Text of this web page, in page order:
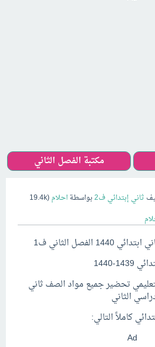
مكتبة الفصل الثاني
ثاني إبتدائي ف2 بواسطةاحلام(
19.4k
الثاني ف1
1440
تحضير جميع مواد الصف ثاني
الثاني
كاملاً التالي:
Ad